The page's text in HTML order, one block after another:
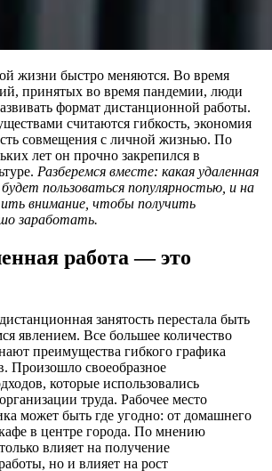
жизни быстро меняются. Во время
принятых во время пандемии, люди
формат дистанционной работы.
считаются гибкость, экономия
совмещения с личной жизнью. По
лет он прочно закрепился в
Разберемся вместе: какая удаленная
пользоваться популярностью, и на
внимание, чтобы получить
заработать.
работа — это
занятость перестала быть
явлением. Все большее количество
преимущества гибкого графика
Произошло своеобразное
которые использовались
труда. Рабочее место
может быть где угодно: от домашнего
в центре города. По мнению
влияет на получение
но и влияет на рост